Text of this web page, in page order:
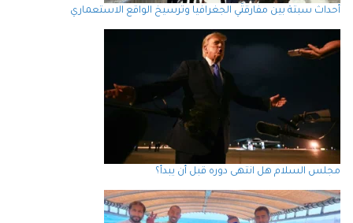
أحداث سبتة بين مفارقتَي الجغرافيا وترسيخ الواقع الاستعماري
مجلس السلام هل انتهى دوره قبل أن يبدأ؟